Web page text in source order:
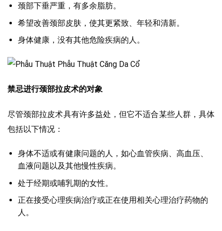
颈部下垂严重，有多余脂肪。
希望改善颈部皮肤，使其更紧致、年轻和清新。
身体健康，没有其他危险疾病的人。
禁忌进行颈部拉皮术的对象
尽管颈部拉皮术具有许多益处，但它不适合某些人群，具体
包括以下情况：
身体不适或有健康问题的人，如心血管疾病、高血压、
血液问题以及其他慢性疾病。
处于经期或哺乳期的女性。
正在接受心理疾病治疗或正在使用相关心理治疗药物的
人。